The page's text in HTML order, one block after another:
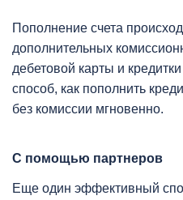
Пополнение счета
дополнительных
дебетовой карты и
способ, как пополнить
без комиссии мгновенно.
С помощью партнеров
Еще один эффективный